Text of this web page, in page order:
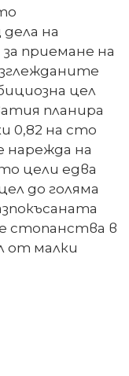
на
приемане на
цел
планира
0,82 на сто
нарежда на
цели едва
до голяма
стопанства в
от малки